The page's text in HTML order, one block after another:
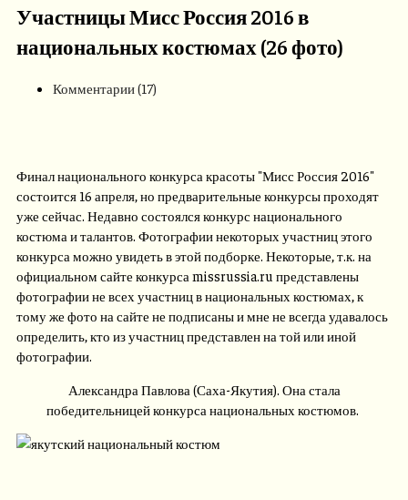
Участницы Мисс Россия 2016 в
национальных костюмах (26 фото)
Комментарии (17)
Финал национального конкурса красоты "Мисс Россия 2016"
состоится 16 апреля, но предварительные конкурсы проходят
уже сейчас. Недавно состоялся конкурс национального
костюма и талантов. Фотографии некоторых участниц этого
конкурса можно увидеть в этой подборке. Некоторые, т.к. на
официальном сайте конкурса missrussia.ru представлены
фотографии не всех участниц в национальных костюмах, к
тому же фото на сайте не подписаны и мне не всегда удавалось
определить, кто из участниц представлен на той или иной
фотографии.
Александра Павлова (Саха-Якутия). Она стала
победительницей конкурса национальных костюмов.